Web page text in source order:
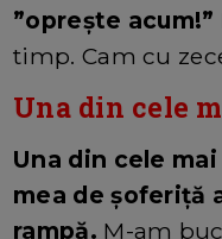
”oprește acum!”
timp. Cam cu
Una din cele
Una din cele
mea de șoferiță
rampă. M-am